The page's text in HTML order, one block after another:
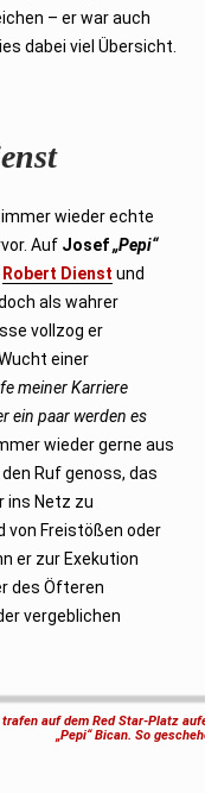
– er war auch
dabei viel Übersicht.
wieder echte
Auf Josef„Pepi“
Robert Dienst und
als wahrer
vollzog er
einer
meiner Karriere
ein paar werden es
wieder gerne aus
Ruf genoss, das
ins Netz zu
von Freistößen oder
er zur Exekution
des Öfteren
vergeblichen
auf dem Red Star-Platz
„Pepi“ Bican. So